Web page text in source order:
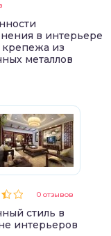
в интерьере
из
металлов
0 отзывов
стиль в
интерьеров